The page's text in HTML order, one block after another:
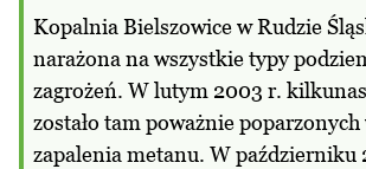
Kopalnia Bielszowice w Rudzie
narażona na wszystkie typy
zagrożeń. W lutym 2003 r.
zostało tam poważnie
zapalenia metanu. W październiku